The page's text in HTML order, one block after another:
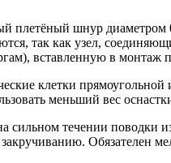
плетёный шнур диаметром
так как узел,
вставленную в монтаж
клетки
меньший вес
сильном течении поводки
Обязателен